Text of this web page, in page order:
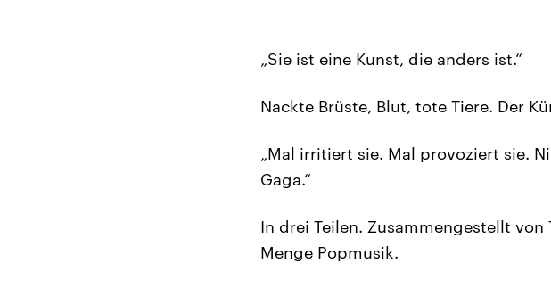
„Sie ist eine Kunst, die anders ist.“
Nackte Brüste, Blut, tote Tiere. Der
„Mal irritiert sie. Mal provoziert sie.
Gaga.“
In drei Teilen. Zusammengestellt
Menge Popmusik.